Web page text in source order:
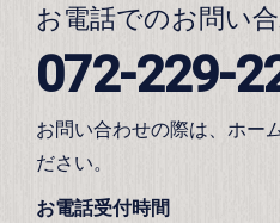
お電話でのお問い
072-229-
お問い合わせの際は、ホー
ださい。
お電話受付時間